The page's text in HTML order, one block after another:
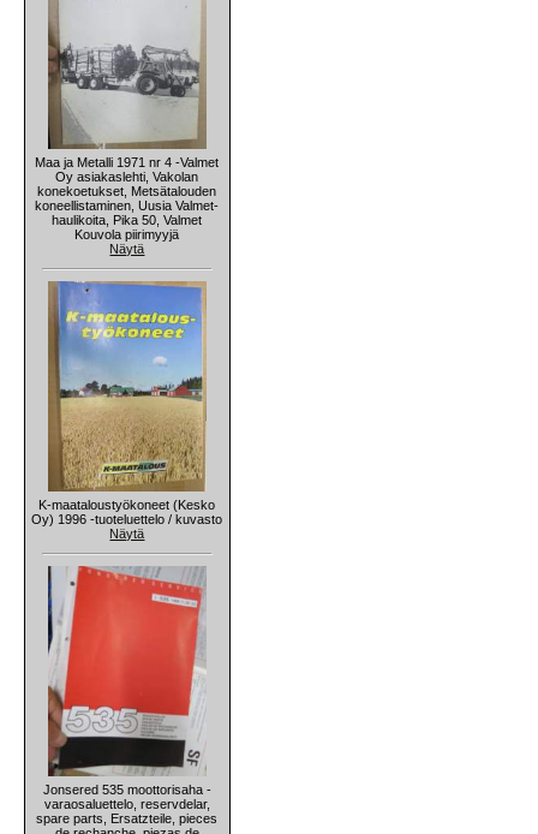
Maa ja Metalli 1971 nr 4 -Valmet
Oy asiakaslehti, Vakolan
konekoetukset, Metsätalouden
koneellistaminen, Uusia Valmet-
haulikoita, Pika 50, Valmet
Kouvola piirimyyjä
Näytä
K-maataloustyökoneet (Kesko
Oy) 1996 -tuoteluettelo / kuvasto
Näytä
Jonsered 535 moottorisaha -
varaosaluettelo, reservdelar,
spare parts, Ersatzteile, pieces